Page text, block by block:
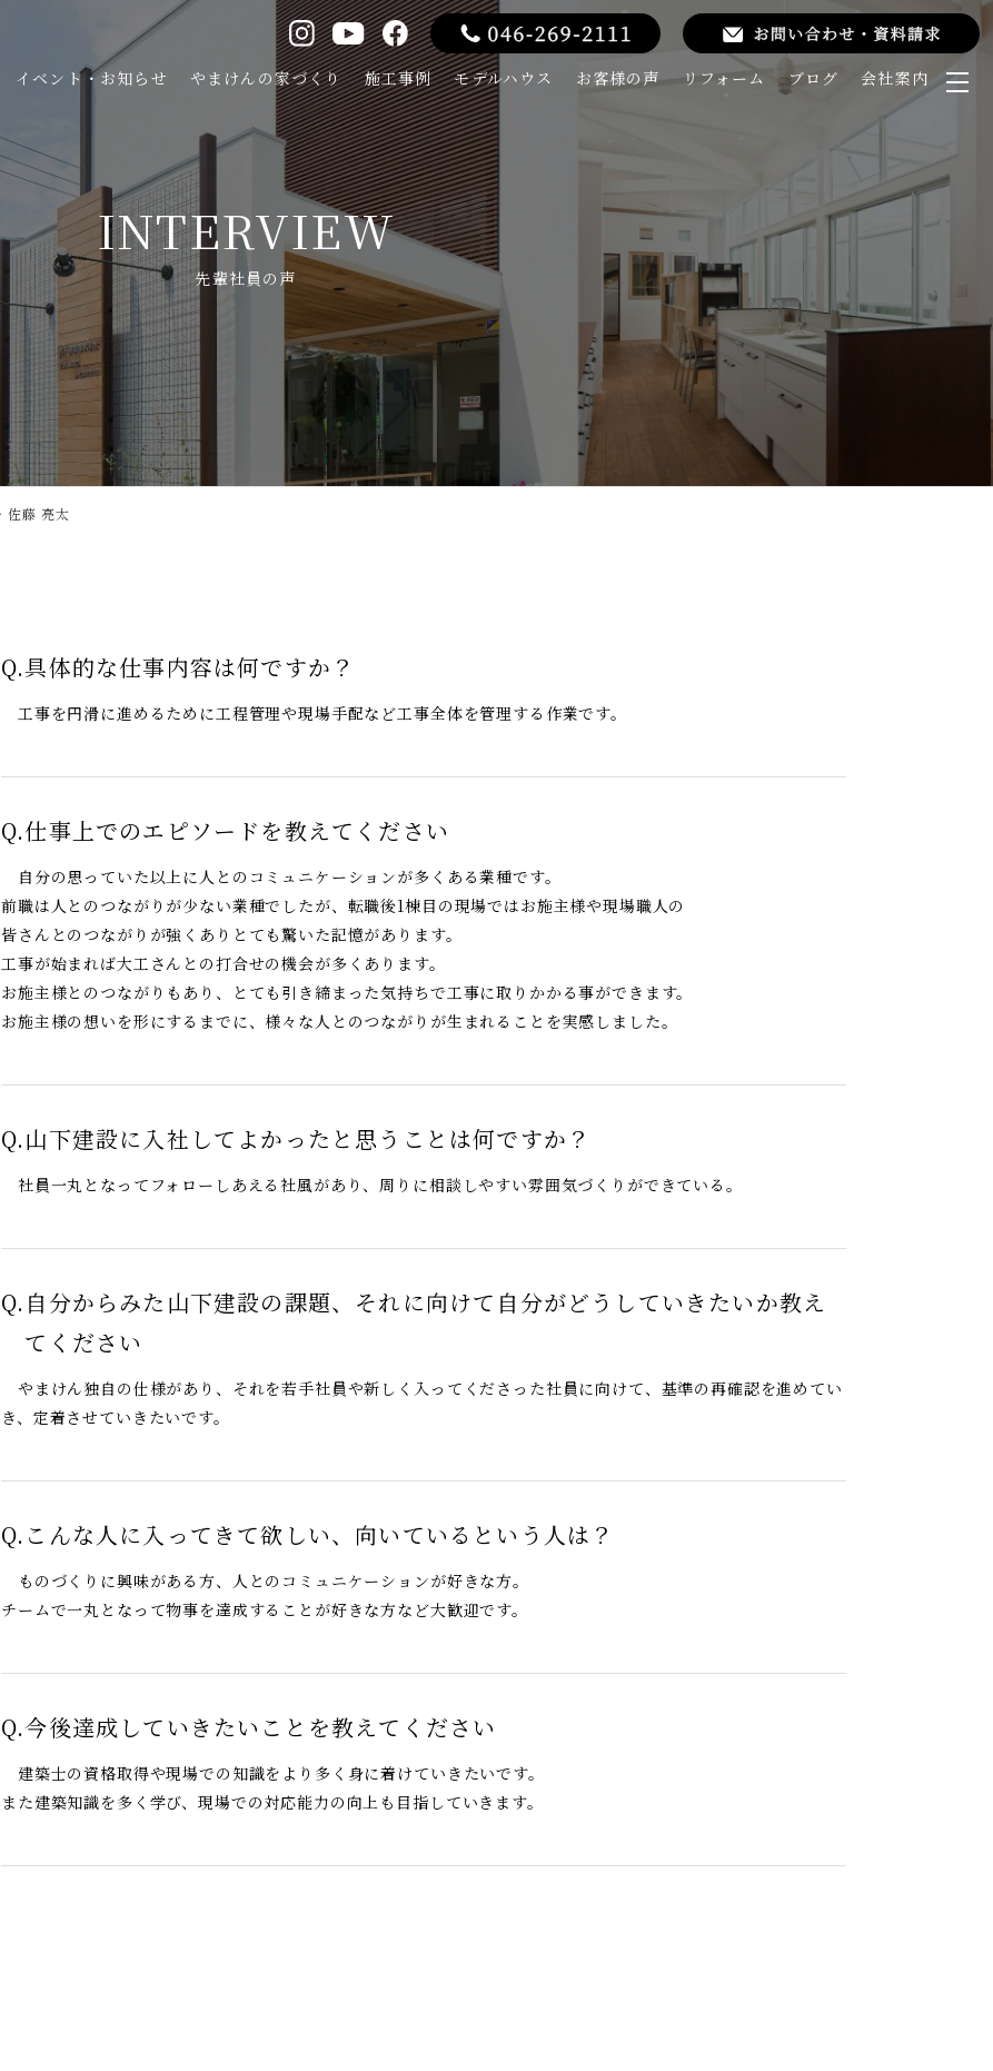
イベント・お知らせ やまけんの家づくり 施工事例 モデルハウス お客様の声 リフォーム ブログ 会社案内
メ
INTERVIEW
先輩社員の声
佐藤 亮太
Q.具体的な仕事内容は何ですか？
工事を円滑に進めるために工程管理や現場手配など工事全体を管理する作業です。
Q.仕事上でのエピソードを教えてください
自分の思っていた以上に人とのコミュニケーションが多くある業種です。
前職は人とのつながりが少ない業種でしたが、転職後1棟目の現場ではお施主様や現場職人の
皆さんとのつながりが強くありとても驚いた記憶があります。
工事が始まれば大工さんとの打合せの機会が多くあります。
お施主様とのつながりもあり、とても引き締まった気持ちで工事に取りかかる事ができます。
お施主様の想いを形にするまでに、様々な人とのつながりが生まれることを実感しました。
Q.山下建設に入社してよかったと思うことは何ですか？
社員一丸となってフォローしあえる社風があり、周りに相談しやすい雰囲気づくりができている。
Q. 自分からみた山下建設の課題、それに向けて自分がどうしていきたいか教え
てください
やまけん独自の仕様があり、それを若手社員や新しく入ってくださった社員に向けて、基準の再確認を進めてい
き、定着させていきたいです。
Q. こんな人に入ってきて欲しい、向いているという人は？
ものづくりに興味がある方、人とのコミュニケーションが好きな方。
チームで一丸となって物事を達成することが好きな方など大歓迎です。
Q.今後達成していきたいことを教えてください
建築士の資格取得や現場での知識をより多く身に着けていきたいです。
また建築知識を多く学び、現場での対応能力の向上も目指していきます。